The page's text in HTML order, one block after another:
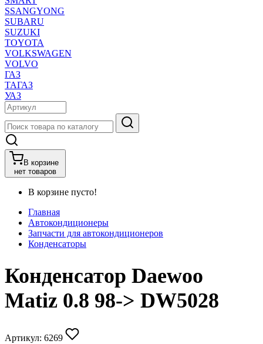
SSANGYONG
SUBARU
SUZUKI
TOYOTA
VOLKSWAGEN
VOLVO
ГАЗ
ТАГАЗ
УАЗ
В корзине
нет товаров
В корзине пусто!
Главная
Автокондиционеры
Запчасти для автокондиционеров
Конденсаторы
Конденсатор Daewoo
Matiz 0.8 98-> DW5028
Артикул: 6269